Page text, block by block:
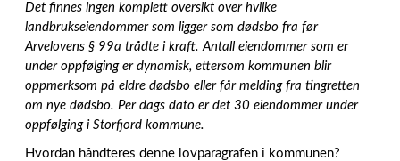
Det finnes ingen komplett oversikt over hvilke
landbrukseiendommer som ligger som dødsbo fra før
Arvelovens § 99a trådte i kraft. Antall eiendommer som er
under oppfølging er dynamisk, ettersom kommunen blir
oppmerksom på eldre dødsbo eller får melding fra tingretten
om nye dødsbo. Per dags dato er det 30 eiendommer under
oppfølging i Storfjord kommune.
Hvordan håndteres denne lovparagrafen i kommunen?